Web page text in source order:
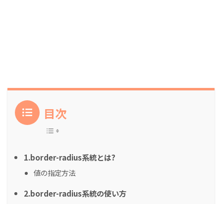
目次
1.border-radius系統とは?
値の指定方法
2.border-radius系統の使い方